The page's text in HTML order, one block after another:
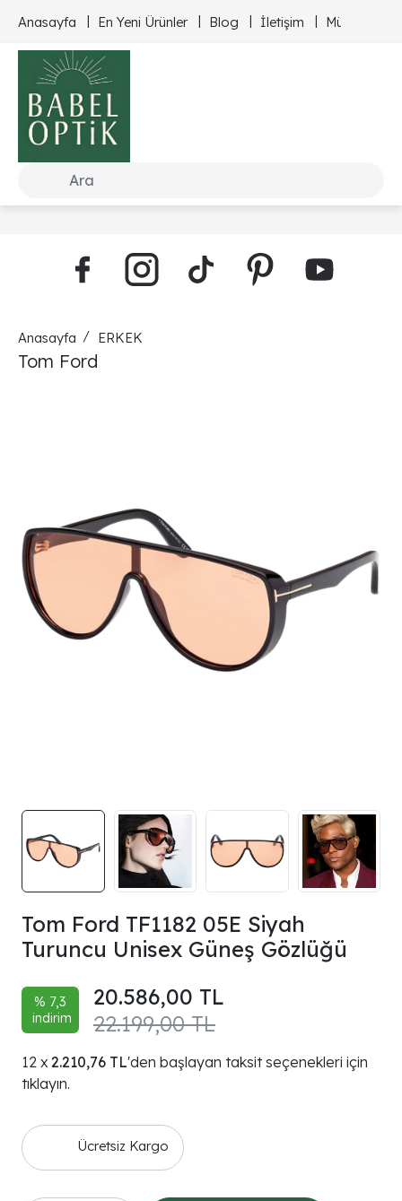
Anasayfa En Yeni Ürünler Blog İletişim Müşteri
Anasayfa ERKEK
Tom Ford
Tom Ford TF1182 05E Siyah
Turuncu Unisex Güneş Gözlüğü
% 7,3
indirim
22.199,00 TL
20.586,00 TL
2.210,76 TL'den başlayan taksit seçenekleri için
tıklayın.
Ücretsiz Kargo